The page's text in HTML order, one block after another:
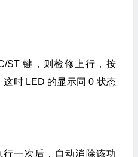
ST 键，则检修上行，按
时 LED 的显示同 0 状态
一次后，自动消除该功